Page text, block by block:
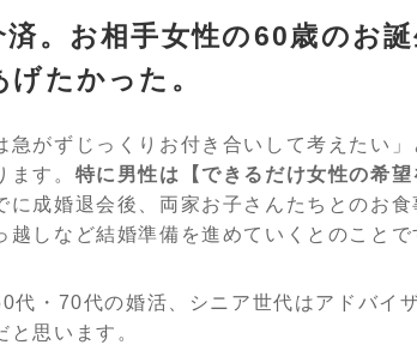
。お相手女性の60歳のお
たかった。
急がずじっくりお付き合いして考えたい
す。 特に男性は【できるだけ女性の希望
成婚退会後、両家お子さんたちとのお
しなど結婚準備を進めていくとのことで
代・70代の婚活、シニア世代はアドバイ
思います。